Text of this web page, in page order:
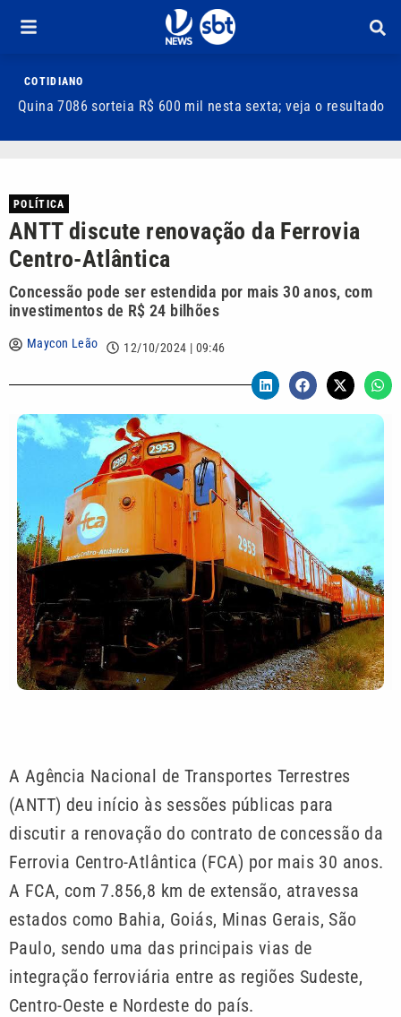
COTIDIANO
Quina 7086 sorteia R$ 600 mil nesta sexta; veja o resultado
POLÍTICA
ANTT discute renovação da Ferrovia
Centro-Atlântica
Concessão pode ser estendida por mais 30 anos, com
investimentos de R$ 24 bilhões
Maycon Leão 12/10/2024 | 09:46
A Agência Nacional de Transportes Terrestres
(ANTT) deu início às sessões públicas para
discutir a renovação do contrato de concessão da
Ferrovia Centro-Atlântica (FCA) por mais 30 anos.
A FCA, com 7.856,8 km de extensão, atravessa
estados como Bahia, Goiás, Minas Gerais, São
Paulo, sendo uma das principais vias de
integração ferroviária entre as regiões Sudeste,
Centro-Oeste e Nordeste do país.